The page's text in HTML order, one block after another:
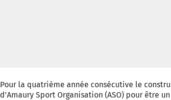
Pour la quatrième année consécutive le
d’Amaury Sport Organisation (ASO) pour être